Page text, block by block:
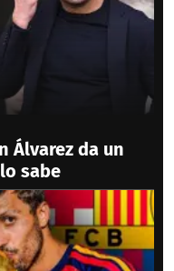
Álvarez da un
sabe